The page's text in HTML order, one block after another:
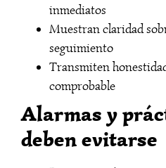
inmediatos
Muestran claridad
seguimiento
Transmiten
comprobable
Alarmas y
deben evitarse